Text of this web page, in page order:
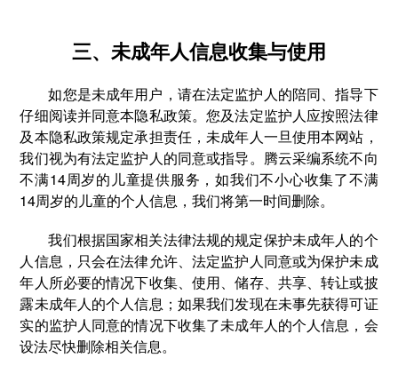
三、未成年人信息收集与使用
如您是未成年用户，请在法定监护人的陪同、指导下
仔细阅读并同意本隐私政策。您及法定监护人应按照法律
及本隐私政策规定承担责任，未成年人一旦使用本网站，
我们视为有法定监护人的同意或指导。腾云采编系统不向
不满14周岁的儿童提供服务，如我们不小心收集了不满
14周岁的儿童的个人信息，我们将第一时间删除。
我们根据国家相关法律法规的规定保护未成年人的个
人信息，只会在法律允许、法定监护人同意或为保护未成
年人所必要的情况下收集、使用、储存、共享、转让或披
露未成年人的个人信息；如果我们发现在未事先获得可证
实的监护人同意的情况下收集了未成年人的个人信息，会
设法尽快删除相关信息。